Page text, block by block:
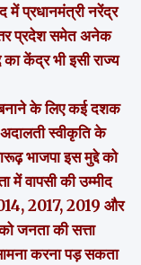
में प्रधानमंत्री नरेंद्र
प्रदेश समेत अनेक
का केंद्र भी इसी राज्य
बनाने के लिए कई दशक
अदालती स्वीकृति के
भाजपा इस मुद्दे को
में वापसी की उम्मीद
2017, 2019 और
जनता की सत्ता
करना पड़ सकता